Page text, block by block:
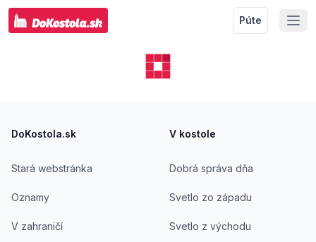
Púte
DoKostola.sk
Stará webstránka
Oznamy
V zahraničí
V kostole
Dobrá správa dňa
Svetlo zo západu
Svetlo z východu